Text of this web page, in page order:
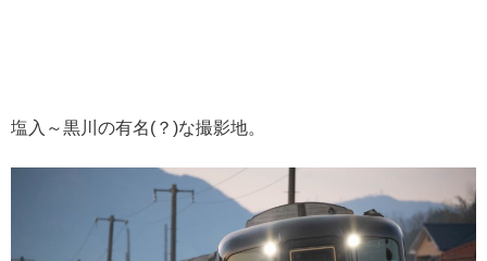
塩入～黒川の有名(？)な撮影地。